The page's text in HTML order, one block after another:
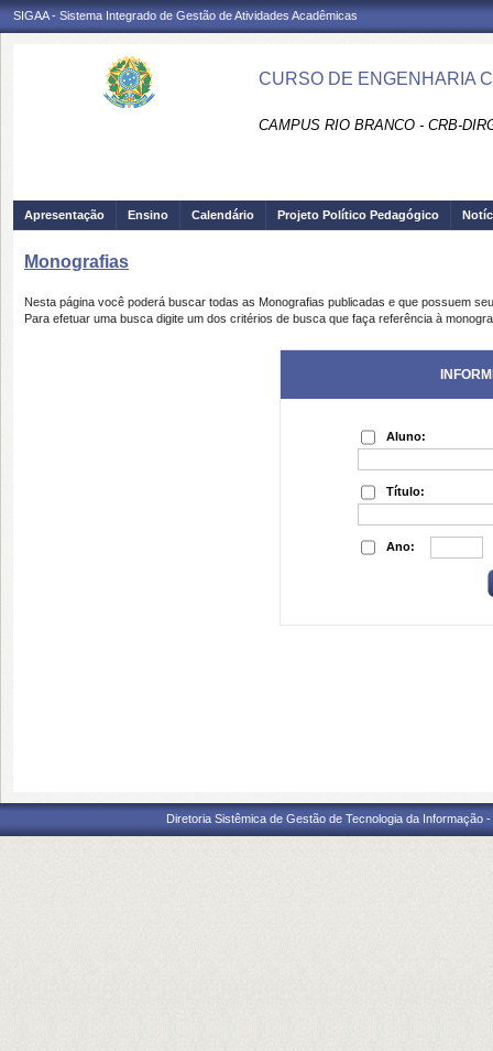
SIGAA - Sistema Integrado de Gestão de Atividades Acadêmicas
CURSO DE ENGENHARIA
CAMPUS RIO BRANCO - CRB-
Apresentação Ensino Calendário Projeto Político Pedagógico
Monografias
Nesta página você poderá buscar todas as Monografias publicadas e que possuem
Para efetuar uma busca digite um dos critérios de busca que faça referência à
Aluno:
Título:
Ano:
Diretoria Sistêmica de Gestão de Tecnologia da